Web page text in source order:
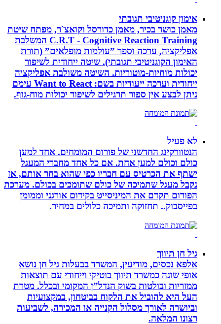
אימון קוגניטיבי תגובתי
מאמן כושר בכיר, מאמן כדורסל וקואצ`ר, מפתח שיטת
C.R.T - Cognitive Reaction Training המשלבת
אפליקציה, ערכה וספר ”עולמות מופלאים” (תורת
האימון הקוגניטיבי תגובתי). שיטה ייחודית לשיפור
יכולות מוחיות-מוטוריות. השיטה משולבת אפליקציה
ייחודית וערכה ייעודיות בשם: Want to React עימם
ניתן לבצע אין ספור תרגילים לשיפור יכולות מוח-גוף.
לא פעיל
הנטוורקינג החדשני של פורום המומחים. אחד למען
כולם וכולם למען אחת. אם כל אחד מחברי המעגל
ישתף את הכרטיס עם חבריו כפי שהוא בחר אותם, אז
נקבל מעגל שתמיכה של כולם שתומכים בכולם. מערכת
הפורום תקדם את המיניסייט בקידום אורגני וממומן
בפייסבוק.. תחזוקה ותמיכה כלולים במחיר.
גיל חן תיווך
אלפא נכסים, מודיעין, המשרד בבעלות גיל חן נושא
אופי שונה כמשרד תיווך בוטיקי וייחודי עם תוצאות
ממזריות ובולטות בשוק הנדל”ן המקומי ובכלל. מטרת
העל היא להוביל את הלקוח בביטחון, במקצועיות
וביושרה לאורך מסלול הקנייה או המכירה, לשביעות
רצונו המלאה.